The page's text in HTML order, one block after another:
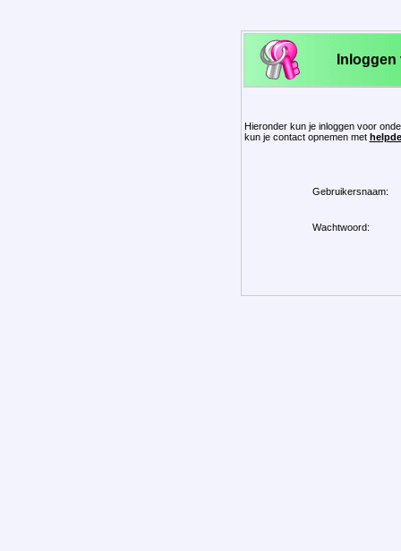
Hieronder kun je inloggen voor
kun je contact opnemen met
Gebruikersnaam:
Wachtwoord: